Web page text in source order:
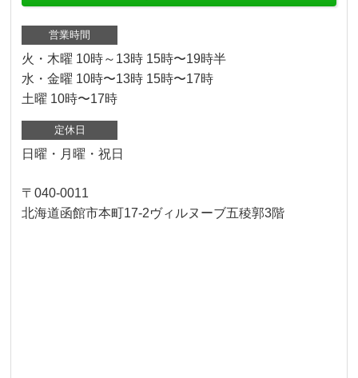
営業時間
火・木曜 10時～13時 15時〜19時半
水・金曜 10時〜13時 15時〜17時
土曜 10時〜17時
定休日
日曜・月曜・祝日
〒040-0011
北海道函館市本町17-2ヴィルヌーブ五稜郭3階